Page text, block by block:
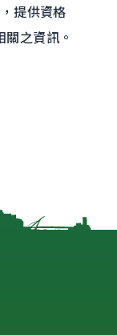
提供資格
之資訊。